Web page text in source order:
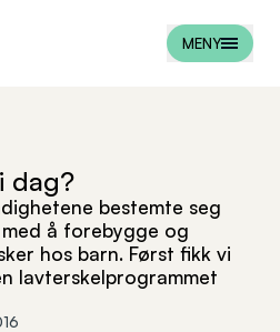
MENY
dag?
bestemte seg
å forebygge og
hos barn. Først fikk vi
lavterskelprogrammet